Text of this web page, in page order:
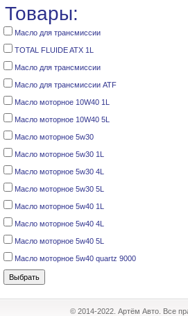
Товары:
Масло для трансмиссии
TOTAL FLUIDE ATX 1L
Масло для трансмиссии
Масло для трансмиссии ATF
Масло моторное 10W40 1L
Масло моторное 10W40 5L
Масло моторное 5w30
Масло моторное 5w30 1L
Масло моторное 5w30 4L
Масло моторное 5w30 5L
Масло моторное 5w40 1L
Масло моторное 5w40 4L
Масло моторное 5w40 5L
Масло моторное 5w40 quartz 9000
© 2014-2022. Артём Авто. Все